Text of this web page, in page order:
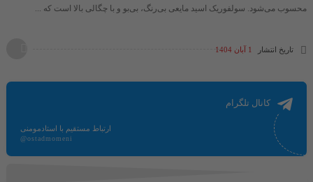
محسوب می‌شود. سولفوریک اسید مایعی بی‌رنگ، بی‌بو و با چگالی بالا است که ...
تاریخ انتشار 1 آبان 1404
کانال تلگرام
ارتباط مستقیم با استادمومنی
@ostadmomeni